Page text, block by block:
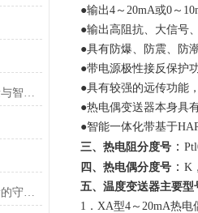
液位磁致伸缩传感器：精准测量与智能应用
热式质量流量计：工业流体测量的守护者
●输出4～20mA或0～
●输出高阻抗、大信号
●具有防爆、防震、防
●带电源极性接反保护
●具有较强的远传功能
●热电偶变送器本身具
●智能一体化带基于
三、热电阻分度号 ：
四、热电偶分度号 ： K
五、温度变送器主要型
1． XA型4～20mA热电